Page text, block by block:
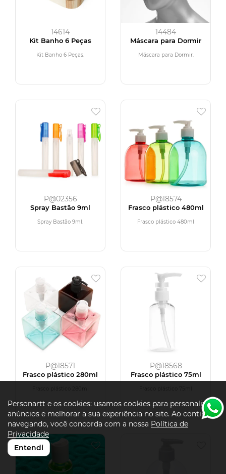
14614
Kit Banho 6 Peças
Kit Banho 6 Peças.
14484
Máscara para Dormir
Máscara para Dormir.
P@02356
Spray Bastão 9ml
Spray Bastão 9ml.
P@18574
Frasco plástico 480ml
Frasco plástico 480ml
P@18571
Frasco plástico 280ml
P@18568
Frasco plástico 75ml
Personartt e os cookies: usamos cookies para personalizar
anúncios e melhorar a sua experiência no site. Ao continuar
navegando, você concorda com a nossa Política de
Privacidade
Entendi